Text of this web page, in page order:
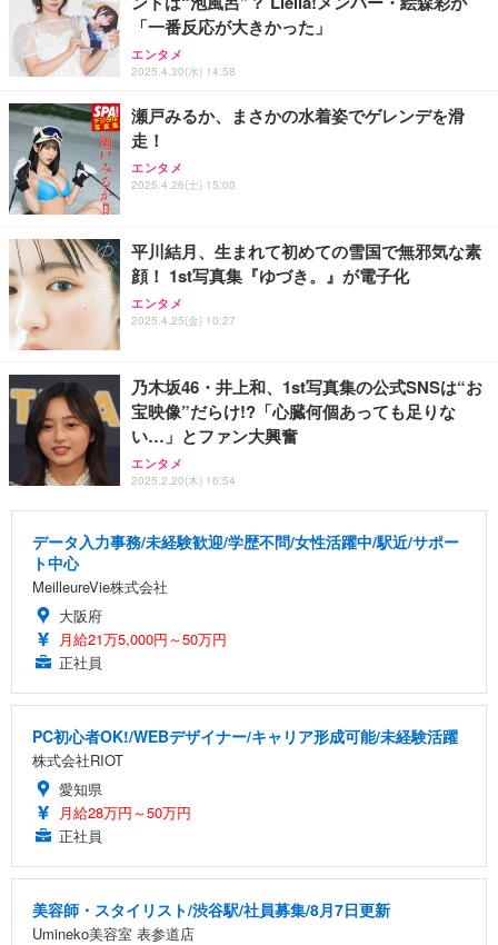
「一番反応が大きかった」
エンタメ
2025.4.30(水) 14:58
瀬戸みるか、まさかの水着姿でゲレンデを滑
走！
エンタメ
2025.4.26(土) 15:00
平川結月、生まれて初めての雪国で無邪気な素
顔！ 1st写真集『ゆづき。』が電子化
エンタメ
2025.4.25(金) 10:27
乃木坂46・井上和、1st写真集の公式SNSは“お
宝映像”だらけ!?「心臓何個あっても足りな
い…」とファン大興奮
エンタメ
2025.2.20(木) 16:54
データ入力事務/未経験歓迎/学歴不問/女性活躍中/駅近/サポー
ト中心
MeilleureVie株式会社
大阪府
月給21万5,000円～50万円
正社員
PC初心者OK!/WEBデザイナー/キャリア形成可能/未経験活躍
株式会社RIOT
愛知県
月給28万円～50万円
正社員
美容師・スタイリスト/渋谷駅/社員募集/8月7日更新
Umineko美容室 表参道店